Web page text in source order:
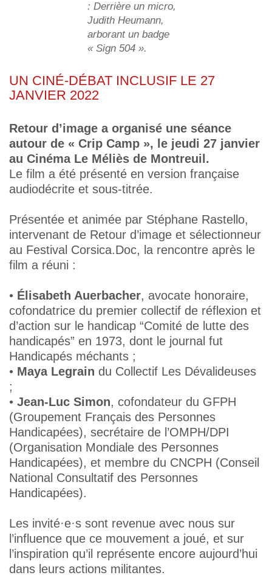
: Derrière un micro,
Judith Heumann,
arborant un badge
« Sign 504 ».
UN CINÉ-DÉBAT INCLUSIF LE 27
JANVIER 2022
Retour d’image a organisé une séance
autour de « Crip Camp », le jeudi 27 janvier
au Cinéma Le Méliès de Montreuil.
Le film a été présenté en version française
audiodécrite et sous-titrée.
Présentée et animée par Stéphane Rastello,
intervenant de Retour d’image et sélectionneur
au Festival Corsica.Doc, la rencontre après le
film a réuni :
• Élisabeth Auerbacher, avocate honoraire,
cofondatrice du premier collectif de réflexion et
d’action sur le handicap “Comité de lutte des
handicapés” en 1973, dont le journal fut
Handicapés méchants ;
• Maya Legrain du Collectif Les Dévalideuses
;
• Jean-Luc Simon, cofondateur du GFPH
(Groupement Français des Personnes
Handicapées), secrétaire de l’OMPH/DPI
(Organisation Mondiale des Personnes
Handicapées), et membre du CNCPH (Conseil
National Consultatif des Personnes
Handicapées).
Les invité·e·s sont revenue avec nous sur
l’influence que ce mouvement a joué, et sur
l’inspiration qu’il représente encore aujourd’hui
dans leurs actions militantes.